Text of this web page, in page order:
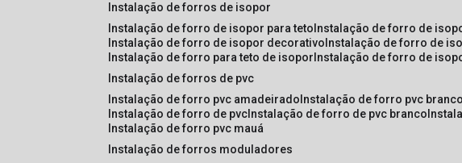
instalação de forros de isopor
instalação de forro de isopor para teto instalação de forro de
instalação de forro de isopor decorativo instalação de forro de
instalação de forro para teto de isopor instalação de forro de
instalação de forros de pvc
instalação de forro pvc amadeirado instalação de forro pvc branco
instalação de forro de pvc instalação de forro de pvc branco
instalação de forro pvc mauá
instalação de forros moduladores